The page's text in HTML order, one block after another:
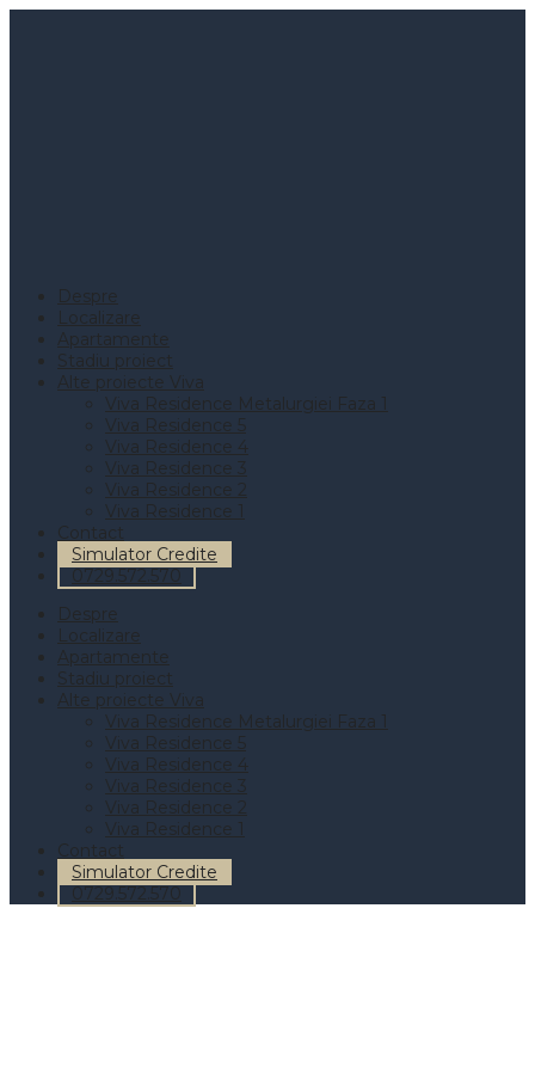
Despre
Localizare
Apartamente
Stadiu proiect
Alte proiecte Viva
Viva Residence Metalurgiei Faza 1
Viva Residence 5
Viva Residence 4
Viva Residence 3
Viva Residence 2
Viva Residence 1
Contact
Simulator Credite
0729.572.570
Despre
Localizare
Apartamente
Stadiu proiect
Alte proiecte Viva
Viva Residence Metalurgiei Faza 1
Viva Residence 5
Viva Residence 4
Viva Residence 3
Viva Residence 2
Viva Residence 1
Contact
Simulator Credite
0729.572.570